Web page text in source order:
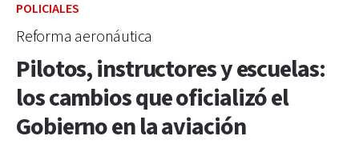
POLICIALES
Reforma aeronáutica
Pilotos, instructores y escuelas:
los cambios que oficializó el
Gobierno en la aviación